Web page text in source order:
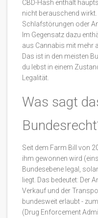
CBD-Hash enthält
nicht berauschend
Schlafstörungen oder
Im Gegensatz dazu
aus Cannabis mit mehr
Das ist in den meisten
du lebst in einem
Legalität.
Was sagt
Seit dem Farm Bill von
ihm gewonnen wird
Bundesebene legal,
liegt. Das bedeutet: Der
Verkauf und der
bundesweit erlaubt -
(Drug Enforcement